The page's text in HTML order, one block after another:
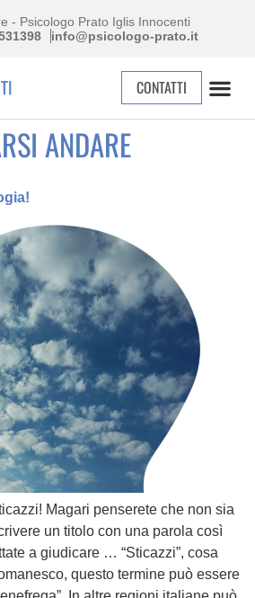
- Psicologo Prato Iglis Innocenti
info@psicologo-prato.it
CONTATTI
ANDARE
Magari penserete che non sia
un titolo con una parola così
a giudicare … “Sticazzi”, cosa
questo termine può essere